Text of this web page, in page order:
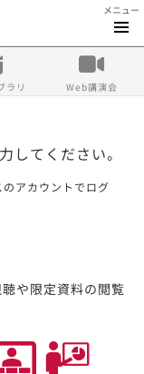
メニュー
ラリ Web講演会
してください。
アカウントでログ
や限定資料の閲覧